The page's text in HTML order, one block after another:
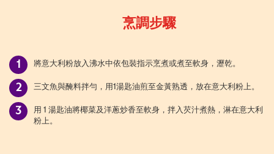
烹調步驟
將意大利粉放入沸水中依包裝指示烹煮或煮至軟身，瀝乾。
三文魚與醃料拌勻，用1湯匙油煎至金黃熟透，放在意大利粉上。
用 1 湯匙油將椰菜及洋蔥炒香至軟身，拌入芡汁煮熱，淋在意大利
粉上。